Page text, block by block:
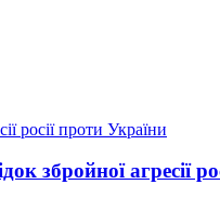
збройної агресії